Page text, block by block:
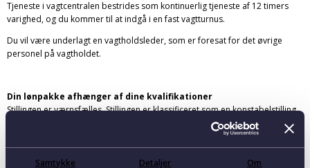
Samtykke Detaljer Om
Tjeneste i vagtcentralen bestrides som kontinuerlig tjeneste af 12 timers
varighed, og du kommer til at indgå i en fast vagtturnus.
Du vil være underlagt en vagtholdsleder, som er foresat for det øvrige
personel på vagtholdet.
Din lønpakke afhænger af dine kvalifikationer
Stillingen er værnsfælles. Stillingen er klassificeret som en konstabelstilling
på overenskomstmæssige vilkår og kan besættes både som tjenestemand
Løn og vilkår er for konstabler i Flyvevåbnet og Søværnet reguleret ved den